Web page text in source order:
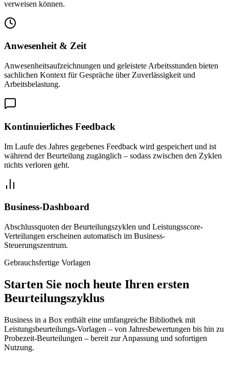
verweisen können.
Anwesenheit & Zeit
Anwesenheitsaufzeichnungen und geleistete Arbeitsstunden bieten
sachlichen Kontext für Gespräche über Zuverlässigkeit und
Arbeitsbelastung.
Kontinuierliches Feedback
Im Laufe des Jahres gegebenes Feedback wird gespeichert und ist
während der Beurteilung zugänglich – sodass zwischen den Zyklen
nichts verloren geht.
Business-Dashboard
Abschlussquoten der Beurteilungszyklen und Leistungsscore-
Verteilungen erscheinen automatisch im Business-
Steuerungszentrum.
Gebrauchsfertige Vorlagen
Starten Sie noch heute Ihren ersten
Beurteilungszyklus
Business in a Box enthält eine umfangreiche Bibliothek mit
Leistungsbeurteilungs-Vorlagen – von Jahresbewertungen bis hin zu
Probezeit-Beurteilungen – bereit zur Anpassung und sofortigen
Nutzung.